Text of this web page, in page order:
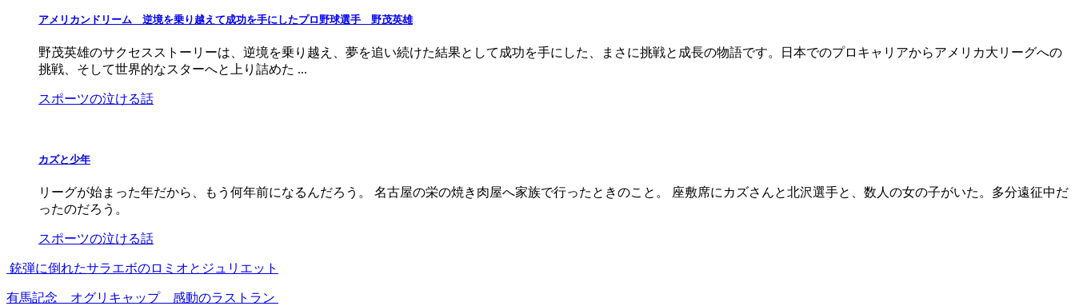
アメリカンドリーム 逆境を乗り越えて成功を手にしたプロ野球選手 野茂英雄
野茂英雄のサクセスストーリーは、逆境を乗り越え、夢を追い続けた結果として成功を手にした、まさに挑戦と成長の物語です。日本でのプロキャリアからアメリカ大リーグへの
挑戦、そして世界的なスターへと上り詰めた ...
スポーツの泣ける話
カズと少年
リーグが始まった年だから、もう何年前になるんだろう。 名古屋の栄の焼き肉屋へ家族で行ったときのこと。 座敷席にカズさんと北沢選手と、数人の女の子がいた。多分遠征中だ
ったのだろう。
スポーツの泣ける話
銃弾に倒れたサラエボのロミオとジュリエット
有馬記念 オグリキャップ 感動のラストラン